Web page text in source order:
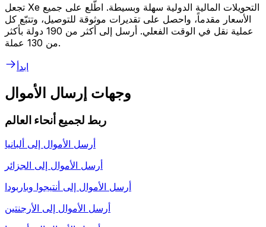
تجعل Xe التحويلات المالية الدولية سهلة وبسيطة. اطّلع على جميع
الأسعار مقدماً، واحصل على تقديرات موثوقة للتوصيل، وتتبّع كل
عملية نقل في الوقت الفعلي. أرسل إلى أكثر من 190 دولة بأكثر
من 130 عملة.
ابدأ
وجهات إرسال الأموال
ربط لجميع أنحاء العالم
أرسل الأموال إلى ألبانيا
أرسل الأموال إلى الجزائر
أرسل الأموال إلى أنتيجوا وباربودا
أرسل الأموال إلى الأرجنتين